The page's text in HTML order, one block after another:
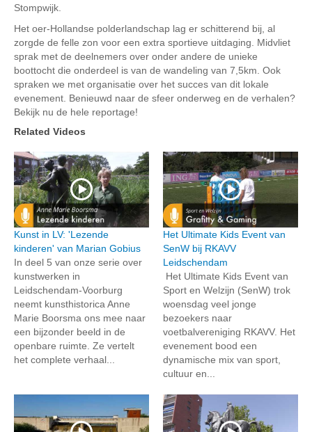
Stompwijk.
Het oer-Hollandse polderlandschap lag er schitterend bij, al
zorgde de felle zon voor een extra sportieve uitdaging. Midvliet
sprak met de deelnemers over onder andere de unieke
boottocht die onderdeel is van de wandeling van 7,5km. Ook
spraken we met organisatie over het succes van dit lokale
evenement. Benieuwd naar de sfeer onderweg en de verhalen?
Bekijk nu de hele reportage!
Related Videos
Kunst in LV: 'Lezende
kinderen' van Marian Gobius
In deel 5 van onze serie over
kunstwerken in
Leidschendam-Voorburg
neemt kunsthistorica Anne
Marie Boorsma ons mee naar
een bijzonder beeld in de
openbare ruimte. Ze vertelt
het complete verhaal...
Het Ultimate Kids Event van
SenW bij RKAVV
Leidschendam
Het Ultimate Kids Event van
Sport en Welzijn (SenW) trok
woensdag veel jonge
bezoekers naar
voetbalvereniging RKAVV. Het
evenement bood een
dynamische mix van sport,
cultuur en...